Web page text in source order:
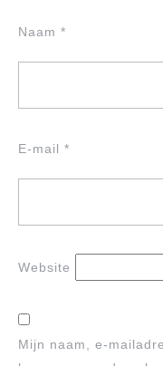
Naam *
E-mail *
Website
Mijn naam, e-